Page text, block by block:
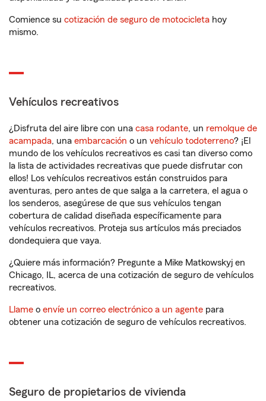
Comience su cotización de seguro de motocicleta hoy
mismo.
Vehículos recreativos
¿Disfruta del aire libre con una casa rodante, un remolque de
acampada, una embarcación o un vehículo todoterreno? ¡El
mundo de los vehículos recreativos es casi tan diverso como
la lista de actividades recreativas que puede disfrutar con
ellos! Los vehículos recreativos están construidos para
aventuras, pero antes de que salga a la carretera, el agua o
los senderos, asegúrese de que sus vehículos tengan
cobertura de calidad diseñada específicamente para
vehículos recreativos. Proteja sus artículos más preciados
dondequiera que vaya.
¿Quiere más información? Pregunte a Mike Matkowskyj en
Chicago, IL, acerca de una cotización de seguro de vehículos
recreativos.
Llame o envíe un correo electrónico a un agente para
obtener una cotización de seguro de vehículos recreativos.
Seguro de propietarios de vivienda